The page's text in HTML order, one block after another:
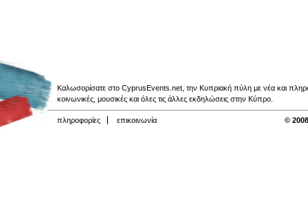
Καλωσορίσατε στο CyprusEvents.net, την Κυπριακή πύλη με νέα και
κοινωνικές, μουσικές και όλες τις άλλες εκδηλώσεις στην Κύπρο.
πληροφορίες επικοινωνία ©